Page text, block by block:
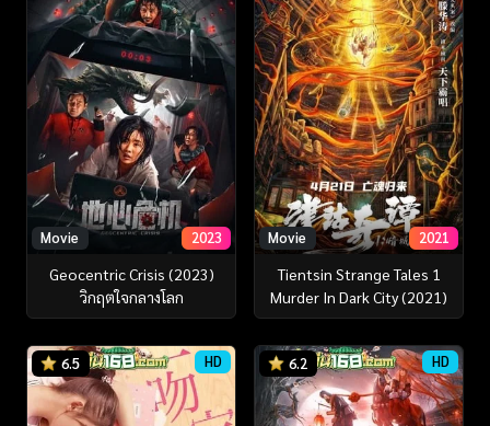
Movie 2023
Geocentric Crisis (2023)
วิกฤตใจกลางโลก
Movie 2021
Tientsin Strange Tales 1
Murder In Dark City (2021)
6.5 HD 6.2 HD